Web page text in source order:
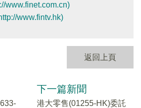
www.finet.com.cn)
www.fintv.hk)
返回上頁
下一篇新聞
港大零售(01255-HK)委託